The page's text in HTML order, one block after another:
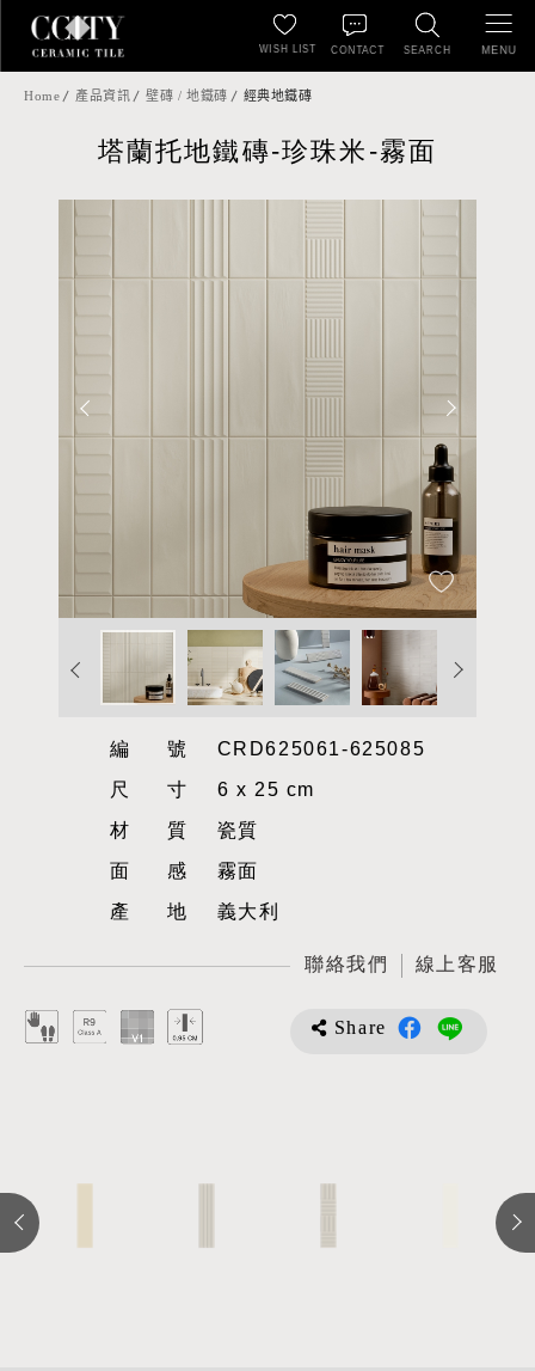
SEARCH
WISH LIST CONTACT MENU
Home 產品資訊 壁磚 / 地鐵磚 經典地鐵磚
塔蘭托地鐵磚-珍珠米-霧面
編號CRD625061-625085
尺寸6 x 25 cm
材質瓷質
面感霧面
產地義大利
聯絡我們 線上客服
Share